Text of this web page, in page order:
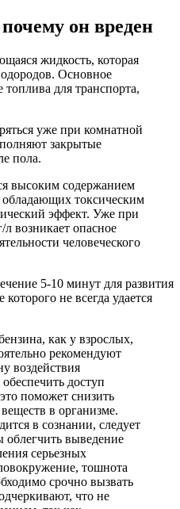
он вреден
жидкость, которая
Основное
для транспорта,
уже при комнатной
закрытые
пола.
высоким содержанием
обладающих токсическим
эффект. Уже при
возникает опасное
человеческого
5-10 минут для развития
не всегда удается
как у взрослых,
рекомендуют
воздействия
доступ
поможет снизить
в организме.
в сознании, следует
облегчить выведение
серьезных
тошнота
срочно вызвать
что не